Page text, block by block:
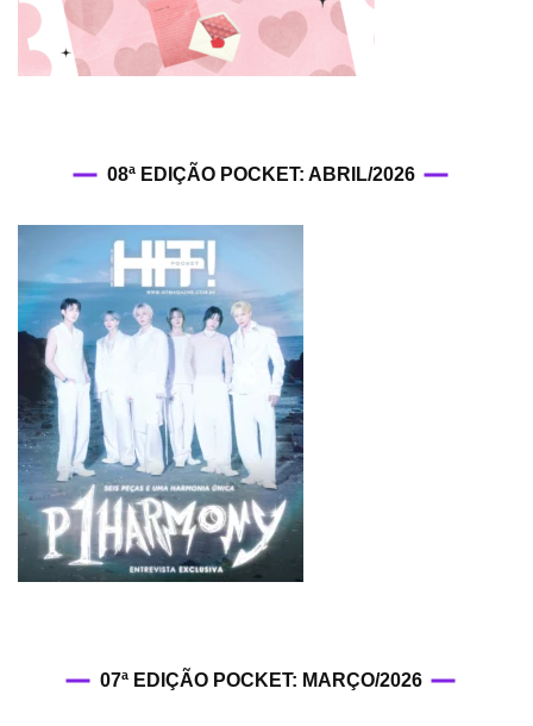
08ª EDIÇÃO POCKET: ABRIL/2026
07ª EDIÇÃO POCKET: MARÇO/2026